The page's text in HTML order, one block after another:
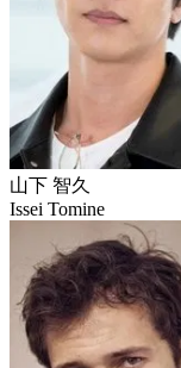
山下 智久
Issei Tomine